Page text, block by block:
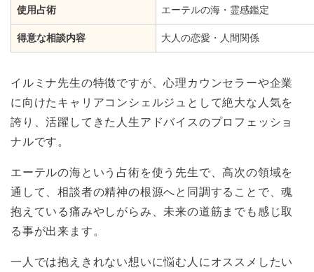
使用占術 エーテルの海・霊感鑑定
得意な相談内容 大人の恋愛・人間関係
イルミナ先生の特徴ですが、心理カウンセラーや企業
に向けたキャリアコンシェルジュとして絶大な人気を
誇り、活躍してきた人生アドバイスのプロフェッショ
ナルです。
エーテルの海という占術を使う先生で、高次の領域を
通して、相談者の精神の根源へと同調することで、魂
抱えている痛みやしがらみ、未来の道筋までも感じ取
る事が出来ます。
一人では抱えきれない想いに悩む人にオススメしたい